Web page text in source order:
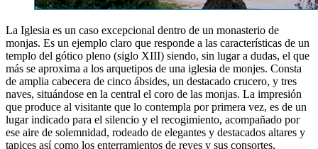
La Iglesia es un caso excepcional dentro de un monasterio de
monjas. Es un ejemplo claro que responde a las características de un
templo del gótico pleno (siglo XIII) siendo, sin lugar a dudas, el que
más se aproxima a los arquetipos de una iglesia de monjes. Consta
de amplia cabecera de cinco ábsides, un destacado crucero, y tres
naves, situándose en la central el coro de las monjas. La impresión
que produce al visitante que lo contempla por primera vez, es de un
lugar indicado para el silencio y el recogimiento, acompañado por
ese aire de solemnidad, rodeado de elegantes y destacados altares y
tapices así como los enterramientos de reyes y sus consortes,